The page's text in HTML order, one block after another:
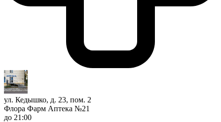
ул. Кедышко, д. 23, пом. 2
Флора Фарм Аптека №21
до 21:00